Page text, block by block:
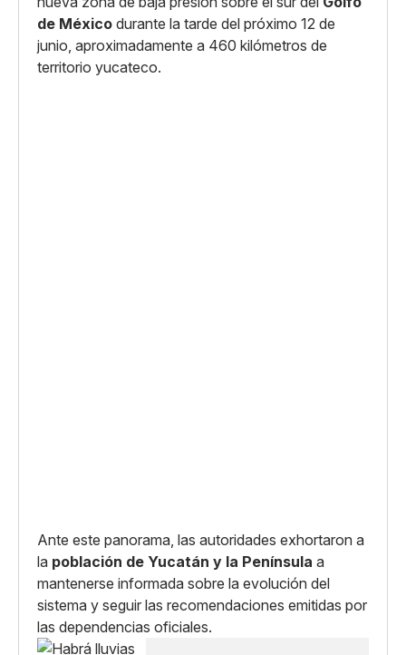
de México durante la tarde del próximo 12 de
junio, aproximadamente a 460 kilómetros de
territorio yucateco.
Ante este panorama, las autoridades exhortaron a
la población de Yucatán y la Península a
mantenerse informada sobre la evolución del
sistema y seguir las recomendaciones emitidas por
las dependencias oficiales.